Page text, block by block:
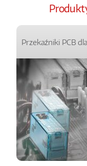
Przekaźniki PCB